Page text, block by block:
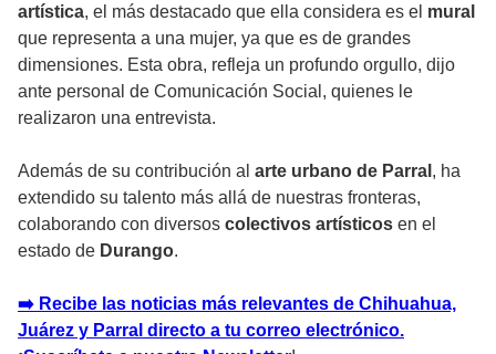
artística, el más destacado que ella considera es el mural
que representa a una mujer, ya que es de grandes
dimensiones. Esta obra, refleja un profundo orgullo, dijo
ante personal de Comunicación Social, quienes le
realizaron una entrevista.
Además de su contribución al arte urbano de Parral , ha
extendido su talento más allá de nuestras fronteras,
colaborando con diversos colectivos artísticos en el
estado de Durango.
➡️ Recibe las noticias más relevantes de Chihuahua,
Juárez y Parral directo a tu correo electrónico.